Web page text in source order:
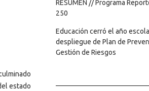
estado
RESUMEN // Programa
250
Educación cerró el año
despliegue de Plan de
Gestión de Riesgos